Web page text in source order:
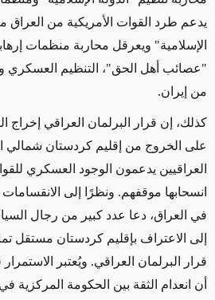
يدعم طرد القوات الأمريكية من العراق
الإسلامية" ويعرقل محاربة منظمات
"عصائب أهل الحق"، التنظيم العسكري
من إيران.
كذلك، إن قرار البرلمان العراقي إخراج
على الخروج من إقليم كردستان شمالي
العراقيين يدعمون الوجود العسكري
انسحابها موقفهم. ونظرًا إلى الانقسامات
في العراق، دعا عدد كبير من رجال
إلى الاعتراف بإقليم كردستان مستقل
قرار البرلمان العراقي. ويُعتبر
أن انعدام الثقة بين الحكومة المركزية